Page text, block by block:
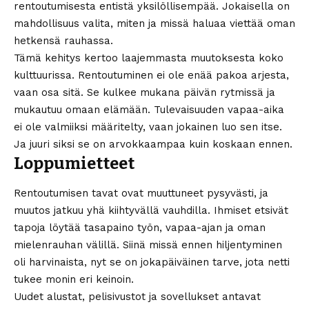
rentoutumisesta entistä yksilöllisempää. Jokaisella on
mahdollisuus valita, miten ja missä haluaa viettää oman
hetkensä rauhassa.
Tämä kehitys kertoo laajemmasta muutoksesta koko
kulttuurissa. Rentoutuminen ei ole enää pakoa arjesta,
vaan osa sitä. Se kulkee mukana päivän rytmissä ja
mukautuu omaan elämään. Tulevaisuuden vapaa-aika
ei ole valmiiksi määritelty, vaan jokainen luo sen itse.
Ja juuri siksi se on arvokkaampaa kuin koskaan ennen.
Loppumietteet
Rentoutumisen tavat ovat muuttuneet pysyvästi, ja
muutos jatkuu yhä kiihtyvällä vauhdilla. Ihmiset etsivät
tapoja löytää tasapaino työn, vapaa-ajan ja oman
mielenrauhan välillä. Siinä missä ennen hiljentyminen
oli harvinaista, nyt se on jokapäiväinen tarve, jota netti
tukee monin eri keinoin.
Uudet alustat, pelisivustot ja sovellukset antavat